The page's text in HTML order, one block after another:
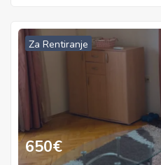
Za Rentiranje
650€